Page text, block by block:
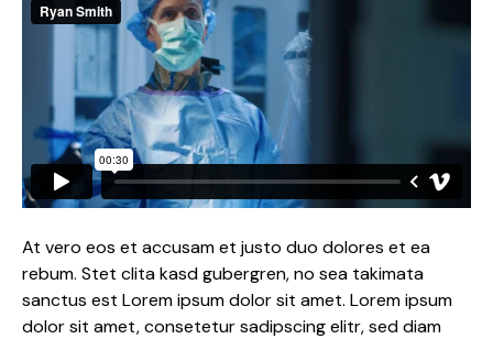
At vero eos et accusam et justo duo dolores et ea
rebum. Stet clita kasd gubergren, no sea takimata
sanctus est Lorem ipsum dolor sit amet. Lorem ipsum
dolor sit amet, consetetur sadipscing elitr, sed diam